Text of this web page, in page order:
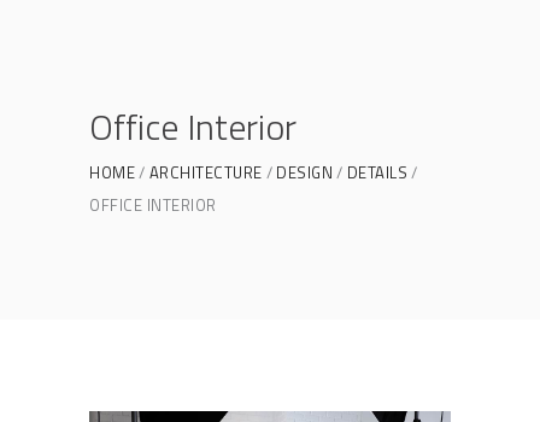
Office Interior
HOME ARCHITECTURE DESIGN
DETAILS
OFFICE INTERIOR